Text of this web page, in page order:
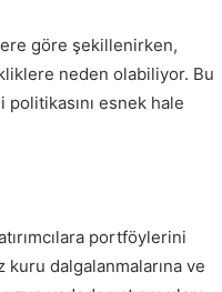
göre şekillenirken,
neden olabiliyor. Bu
esnek hale
portföylerini
dalgalanmalarına ve